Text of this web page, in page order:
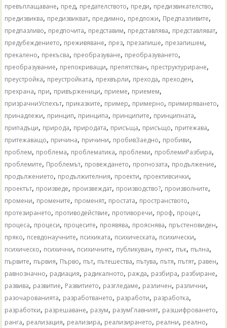
превъплащаване, пред, предателството, преди, предизвикателство,
предизвиква, предизвикват, предимно, предложи, Предпазливите,
предпазливо, предпочита, представим, представлява, представляват,
предубеждението, преживяване, през, презапише, презапишем,
прекалено, прекъсва, преобразуване, преобразуването,
преобразувание, препокриващи, препятстван, преструктуриране,
преустройка, преустройката, прехвърли, прехода, преходен,
прехрана, при, привърженици, приеме, приемем,
призрачниУспехът, приказките, пример, примерно, примиряването,
принадлежи, принцип, принципа, принципите, принципната,
припадъци, природа, природата, присъща, присъщо, притежава,
притежаващо, причина, причини, пробивЗаедно, пробиви,
проблем, проблема, проблематика, проблеми, проблемиРазбира,
проблемите, Проблемът, провеждането, прогнозата, продължение,
продължението, продължителния, проекти, проективсички,
проектът, произведе, произвеждат, производство?, произволните,
промени, промените, променят, простата, пространството,
протезирането, противодействие, противоречи, проф, процес,
процеса, процеси, процесите, проявява, прояснява, пръстеновиден,
пряко, псевдонаучните, психиката, психическата, психически,
психическо, психични, психичните, публикуван, пункт, пък, пълна,
първите, първия, Първо, път, пътешества, пътува, пътя, пътят, равен,
равнозначно, радиация, радикалното, ражда, разбира, разбиране,
развива, развитие, Развитието, разгледаме, различен, различни,
разочарованията, разработването, разработи, разработка,
разработки, разрешаване, разум, разумГлавният, разшифроването,
ранга, реализация, реализира, реализирането, реални, реално,